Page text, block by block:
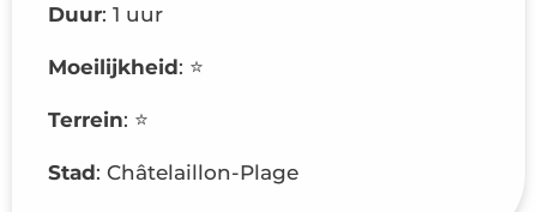
Duur: 1 uur
Moeilijkheid: ⭐️
Terrein: ⭐️
Stad: Châtelaillon-Plage